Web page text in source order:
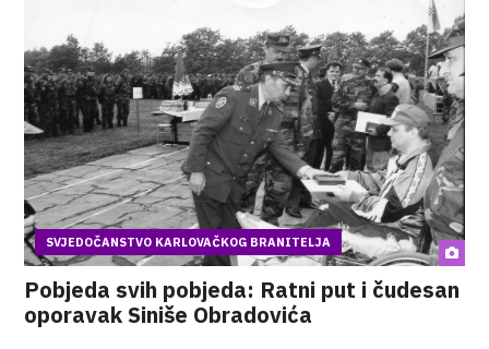
SVJEDOČANSTVO KARLOVAČKOG BRANITELJA
Pobjeda svih pobjeda: Ratni put i čudesan
oporavak Siniše Obradovića